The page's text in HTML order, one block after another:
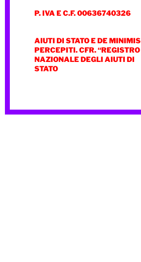
P. IVA E C.F. 00636740326
AIUTI DI STATO E DE MINIMIS
PERCEPITI. CFR. “REGISTRO
NAZIONALE DEGLI AIUTI DI
STATO